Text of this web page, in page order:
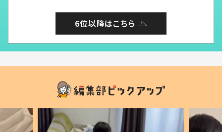
6位以降はこちら